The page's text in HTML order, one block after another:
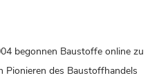
begonnen Baustoffe online zu
Pionieren des Baustoffhandels